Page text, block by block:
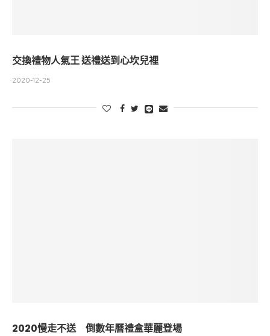
交換禮物人氣王 送禮送到心坎兒裡
2020-12-25
2020慢走不送 倒數年曆禮盒華麗登場